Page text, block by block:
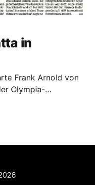
in
Frank Arnold von
Olympia-
der gesamten